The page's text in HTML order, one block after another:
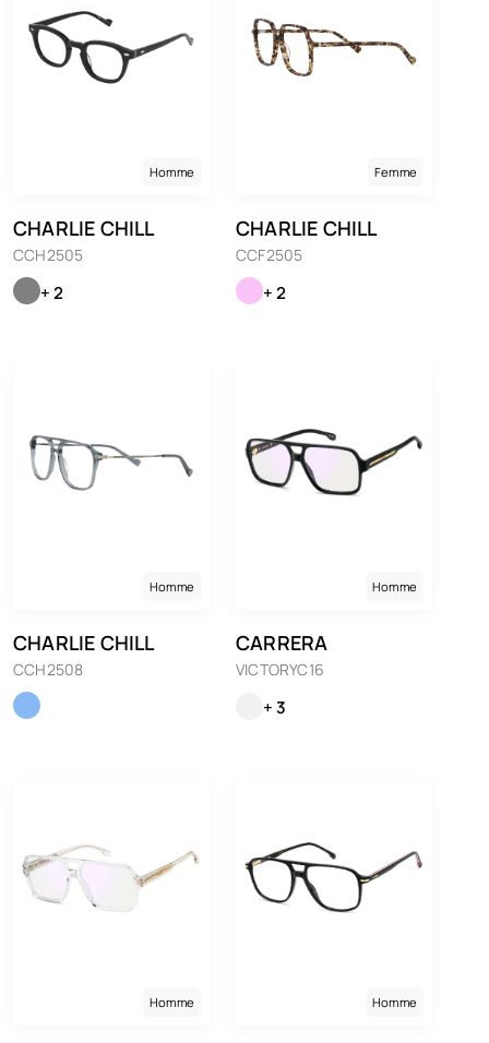
Homme
CHARLIE CHILL
CCH2505
+ 2
Femme
CHARLIE CHILL
CCF2505
+ 2
Homme
CHARLIE CHILL
CCH2508
Homme
CARRERA
VICTORYC16
+ 3
Homme Homme